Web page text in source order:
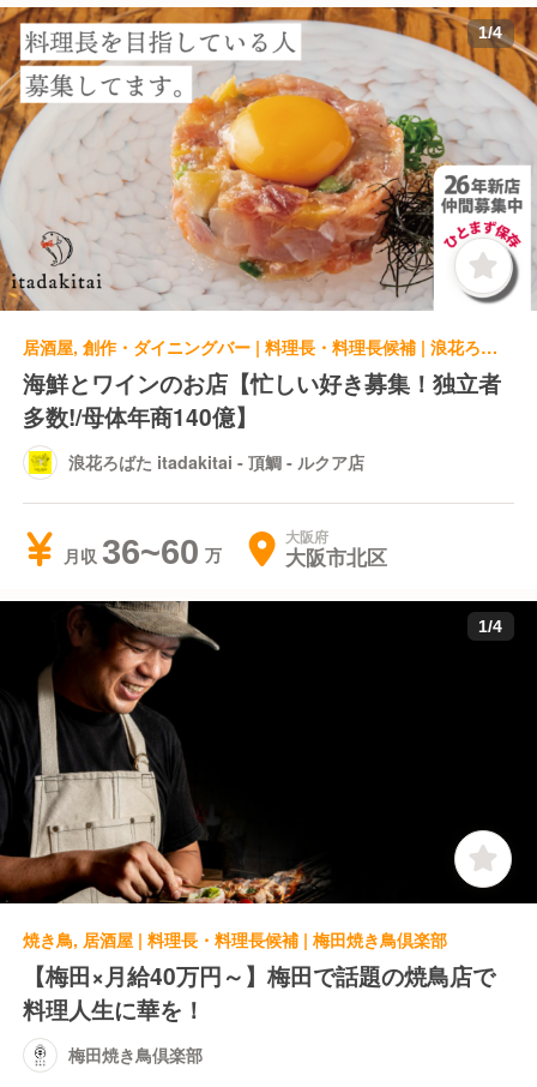
1/4
居酒屋, 創作・ダイニングバー | 料理長・料理長候補 | 浪花ろばた itadakitai - 頂鯛 - ルクア店
海鮮とワインのお店【忙しい好き募集！独立者
多数!/母体年商140億】
浪花ろばた itadakitai - 頂鯛 - ルクア店
月収 36~60 大阪府
大阪市北区
1/4
焼き鳥, 居酒屋 | 料理長・料理長候補 | 梅田焼き鳥倶楽部
【梅田×月給40万円～】梅田で話題の焼鳥店で
料理人生に華を！
梅田焼き鳥倶楽部